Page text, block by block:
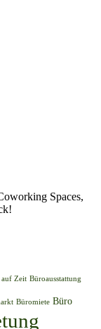
Spaces,
auf Zeit Büroausstattung
Büromiete Büro